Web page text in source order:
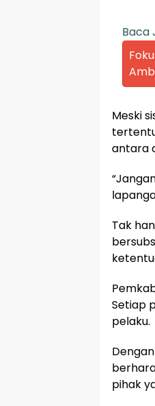
Baca
Meski
antara
Tak
Setiap
pelaku.
pihak